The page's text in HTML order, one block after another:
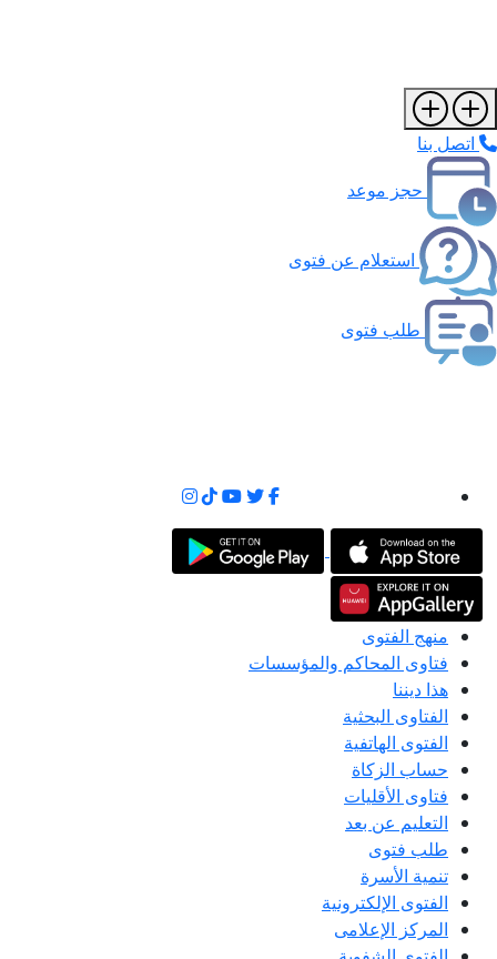
اتصل بنا
حجز موعد
استعلام عن فتوى
طلب فتوى
منهج الفتوى
فتاوى المحاكم والمؤسسات
هذا ديننا
الفتاوى البحثية
الفتوى الهاتفية
حساب الزكاة
فتاوى الأقليات
التعليم عن بعد
طلب فتوى
تنمية الأسرة
الفتوى الإلكترونية
المركز الإعلامى